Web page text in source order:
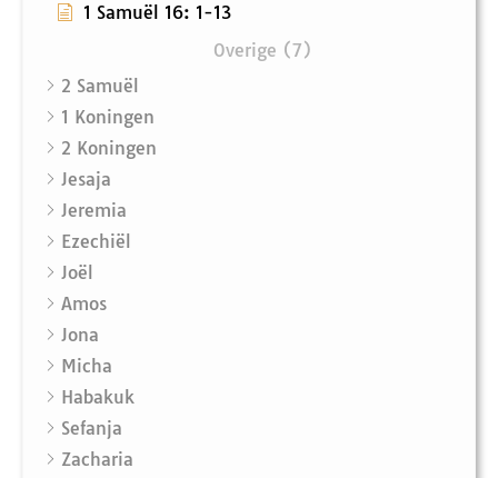
1 Samuël 16: 1-13
Overige (7)
2 Samuël
1 Koningen
2 Koningen
Jesaja
Jeremia
Ezechiël
Joël
Amos
Jona
Micha
Habakuk
Sefanja
Zacharia